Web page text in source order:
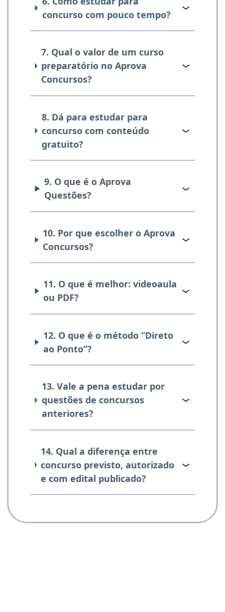
concurso com pouco tempo?
7. Qual o valor de um curso
preparatório no Aprova
Concursos?
8. Dá para estudar para
concurso com conteúdo
gratuito?
9. O que é o Aprova
Questões?
10. Por que escolher o Aprova
Concursos?
11. O que é melhor: videoaula
ou PDF?
12. O que é o método “Direto
ao Ponto”?
13. Vale a pena estudar por
questões de concursos
anteriores?
14. Qual a diferença entre
concurso previsto, autorizado
e com edital publicado?